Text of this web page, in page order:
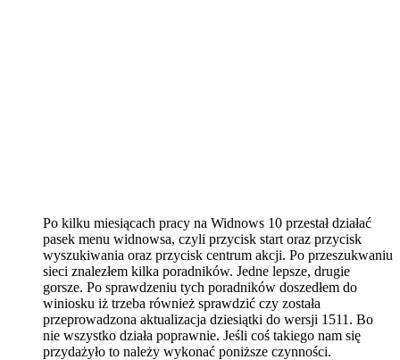
Po kilku miesiącach pracy na Widnows 10 przestał działać
pasek menu widnowsa, czyli przycisk start oraz przycisk
wyszukiwania oraz przycisk centrum akcji. Po przeszukwaniu
sieci znalezłem kilka poradników. Jedne lepsze, drugie
gorsze. Po sprawdzeniu tych poradników doszedłem do
winiosku iż trzeba również sprawdzić czy została
przeprowadzona aktualizacja dziesiątki do wersji 1511. Bo
nie wszystko działa poprawnie. Jeśli coś takiego nam się
przydażyło to należy wykonać poniższe czynności.